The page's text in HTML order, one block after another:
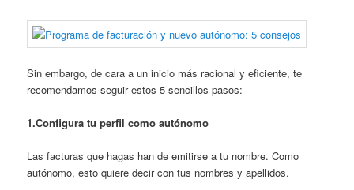
Sin embargo, de cara a un inicio más racional y eficiente, te
recomendamos seguir estos 5 sencillos pasos:
1.Configura tu perfil como autónomo
Las facturas que hagas han de emitirse a tu nombre. Como
autónomo, esto quiere decir con tus nombres y apellidos.